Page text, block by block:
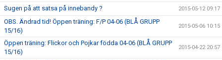
Sugen på att satsa på innebandy ? 2015-05-12 09:17
OBS. Ändrad tid! Öppen träning: F/P 04-06 (BLÅ GRUPP
15/16)
2015-05-06 10:15
Öppen träning: Flickor och Pojkar födda 04-06 (BLÅ GRUPP
15/16)
2015-04-22 20:57